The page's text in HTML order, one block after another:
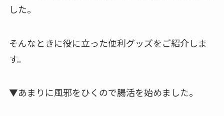
した。
そんなときに役に立った便利グッズをご紹介しま
す。
▼あまりに風邪をひくので腸活を始めました。